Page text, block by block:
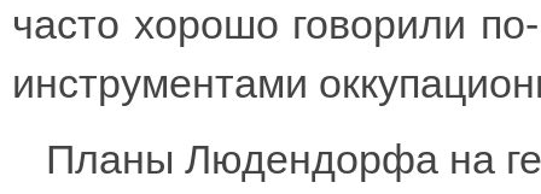
часто хорошо говорили
инструментами
Планы Людендорфа на